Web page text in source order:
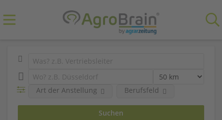
Art der Anstellung Berufsfeld